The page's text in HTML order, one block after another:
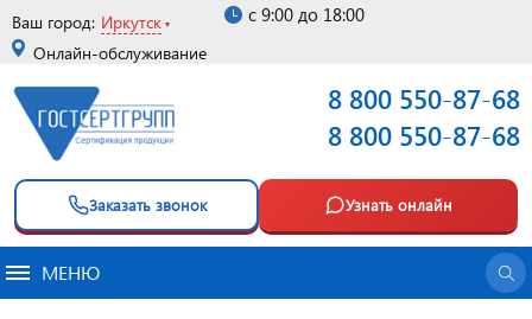
Ваш город: Иркутск
Онлайн-обслуживание
с 9:00 до 18:00
8 800 550-87-68
8 800 550-87-68
Заказать звонок Узнать онлайн
МЕНЮ